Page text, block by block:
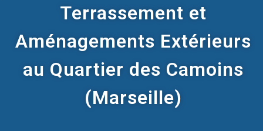
Terrassement et
Aménagements Extérieurs
au Quartier des Camoins
(Marseille)